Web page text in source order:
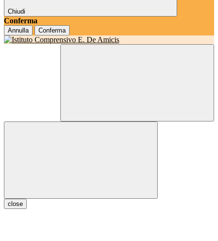
Chiudi
Conferma
Annulla Conferma
close